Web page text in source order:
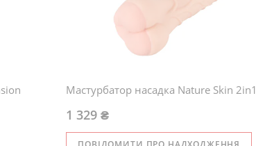
Мастурбатор насадка Nature Skin 2in1
1 329 ₴